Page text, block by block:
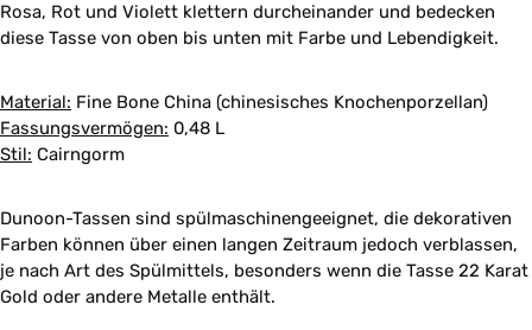
Rosa, Rot und Violett klettern durcheinander und bedecken
diese Tasse von oben bis unten mit Farbe und Lebendigkeit.
Material: Fine Bone China (chinesisches Knochenporzellan)
Fassungsvermögen: 0,48 L
Stil: Cairngorm
Dunoon-Tassen sind spülmaschinengeeignet, die dekorativen
Farben können über einen langen Zeitraum jedoch verblassen,
je nach Art des Spülmittels, besonders wenn die Tasse 22 Karat
Gold oder andere Metalle enthält.